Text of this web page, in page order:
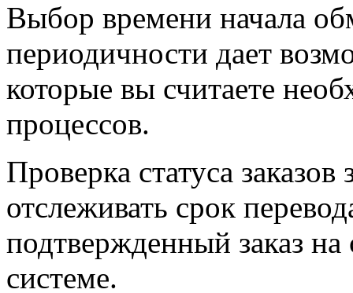
Выбор времени начала
периодичности дает
которые вы считаете
процессов.
Проверка статуса
отслеживать срок
подтвержденный заказ на
системе.